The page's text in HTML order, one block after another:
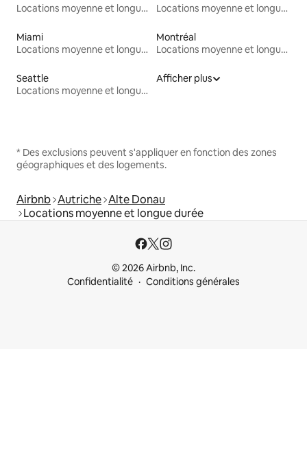
Locations moyenne et longue durée
Locations moyenne et longue durée
Miami
Locations moyenne et longue durée
Montréal
Locations moyenne et longue durée
Seattle
Locations moyenne et longue durée
Afficher plus
* Des exclusions peuvent s'appliquer en fonction des zones
géographiques et des logements.
Airbnb Autriche Alte Donau
Locations moyenne et longue durée
© 2026 Airbnb, Inc.
Confidentialité
Conditions générales